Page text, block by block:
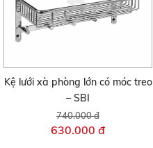
Kệ lưới xà phòng lớn có móc treo
– SBI
740.000 đ
630.000 đ